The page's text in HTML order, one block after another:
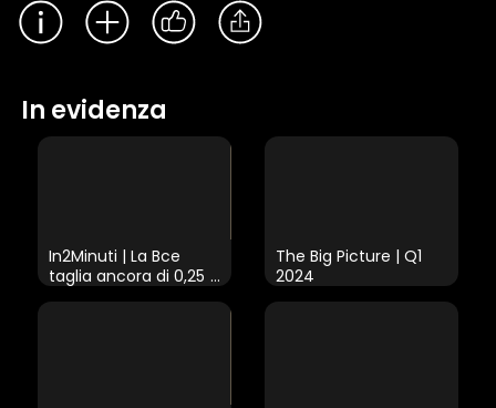
In evidenza
In2Minuti | La Bce
taglia ancora di 0,25
The Big Picture | Q1
2024